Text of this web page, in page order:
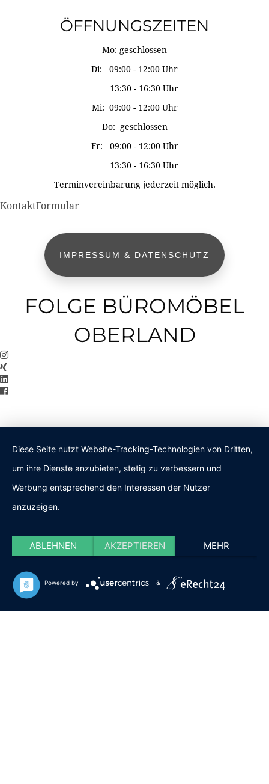
ÖFFNUNGSZEITEN
Mo: geschlossen
Di: 09:00 - 12:00 Uhr
13:30 - 16:30 Uhr
Mi: 09:00 - 12:00 Uhr
Do: geschlossen
Fr: 09:00 - 12:00 Uhr
13:30 - 16:30 Uhr
Terminvereinbarung jederzeit möglich.
KontaktFormular
IMPRESSUM & DATENSCHUTZ
FOLGE BÜROMÖBEL
OBERLAND
Diese Seite nutzt Website-Tracking-Technologien von Dritten,
um ihre Dienste anzubieten, stetig zu verbessern und
Werbung entsprechend den Interessen der Nutzer
anzuzeigen.
ABLEHNEN AKZEPTIEREN MEHR
Powered by &